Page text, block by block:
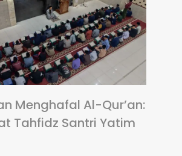
Menghafal Al-Qur’an:
Tahfidz Santri Yatim